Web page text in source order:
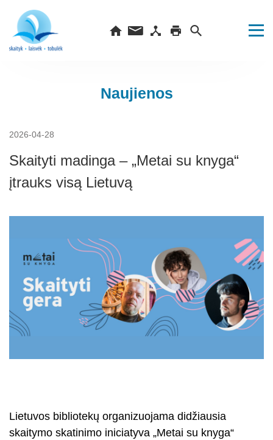
Naujienos
2026-04-28
Skaityti madinga – „Metai su knyga“
įtrauks visą Lietuvą
Lietuvos bibliotekų organizuojama didžiausia
skaitymo skatinimo iniciatyva „Metai su knyga“